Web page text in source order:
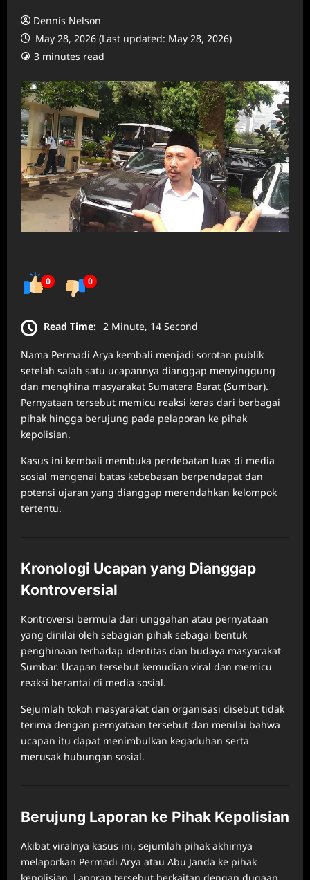
Dennis Nelson
May 28, 2026 (Last updated: May 28, 2026)
3 minutes read
0 0
Read Time: 2 Minute, 14 Second
Nama Permadi Arya kembali menjadi sorotan publik
setelah salah satu ucapannya dianggap menyinggung
dan menghina masyarakat Sumatera Barat (Sumbar).
Pernyataan tersebut memicu reaksi keras dari berbagai
pihak hingga berujung pada pelaporan ke pihak
kepolisian.
Kasus ini kembali membuka perdebatan luas di media
sosial mengenai batas kebebasan berpendapat dan
potensi ujaran yang dianggap merendahkan kelompok
tertentu.
Kronologi Ucapan yang Dianggap
Kontroversial
Kontroversi bermula dari unggahan atau pernyataan
yang dinilai oleh sebagian pihak sebagai bentuk
penghinaan terhadap identitas dan budaya masyarakat
Sumbar. Ucapan tersebut kemudian viral dan memicu
reaksi berantai di media sosial.
Sejumlah tokoh masyarakat dan organisasi disebut tidak
terima dengan pernyataan tersebut dan menilai bahwa
ucapan itu dapat menimbulkan kegaduhan serta
merusak hubungan sosial.
Berujung Laporan ke Pihak Kepolisian
Akibat viralnya kasus ini, sejumlah pihak akhirnya
melaporkan Permadi Arya atau Abu Janda ke pihak